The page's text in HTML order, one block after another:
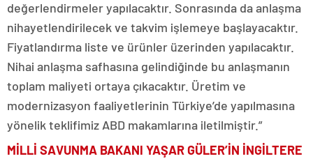
değerlendirmeler yapılacaktır. Sonrasında da anlaşma
nihayetlendirilecek ve takvim işlemeye başlayacaktır.
Fiyatlandırma liste ve ürünler üzerinden yapılacaktır.
Nihai anlaşma safhasına gelindiğinde bu anlaşmanın
toplam maliyeti ortaya çıkacaktır. Üretim ve
modernizasyon faaliyetlerinin Türkiye’de yapılmasına
yönelik teklifimiz ABD makamlarına iletilmiştir.”
MİLLİ SAVUNMA BAKANI YAŞAR GÜLER’İN İNGİLTERE